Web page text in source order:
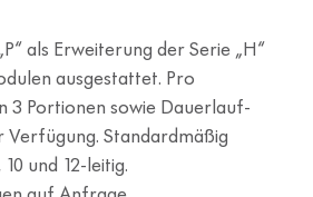
als Erweiterung der Serie „H“
ausgestattet. Pro
3 Portionen sowie Dauerlauf-
Verfügung. Standardmäßig
und 12-leitig.
auf Anfrage.